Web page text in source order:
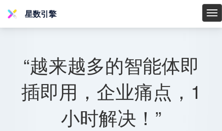
星
星数引擎
“越来越多的智能体即
插即用，企业痛点，1
小时解决！”